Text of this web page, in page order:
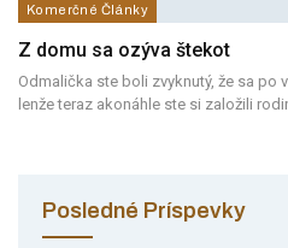
Komerčné Články
Z domu sa ozýva štekot
Odmalička ste boli zvyknutý, že sa po
lenže teraz akonáhle ste si založili
Posledné Príspevky